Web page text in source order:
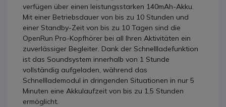
verfügen über einen leistungsstarken 140mAh-Akku.
Mit einer Betriebsdauer von bis zu 10 Stunden und
einer Standby-Zeit von bis zu 10 Tagen sind die
OpenRun Pro-Kopfhörer bei all Ihren Aktivitäten ein
zuverlässiger Begleiter. Dank der Schnellladefunktion
ist das Soundsystem innerhalb von 1 Stunde
vollständig aufgeladen, während das
Schnelllademodul in dringenden Situationen in nur 5
Minuten eine Akkulaufzeit von bis zu 1,5 Stunden
ermöglicht.